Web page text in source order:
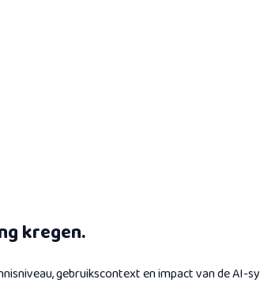
kregen.
gebruikscontext en impact van de AI-